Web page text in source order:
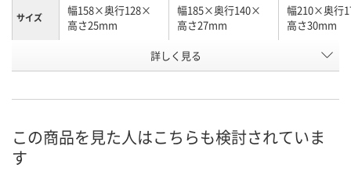
サイズ
幅158×奥行128×
高さ25mm
幅185×奥行140×
高さ27mm
幅210×奥行
高さ30mm
1020321 1025711
詳しく見る
この商品を見た人はこちらも検討されていま
す